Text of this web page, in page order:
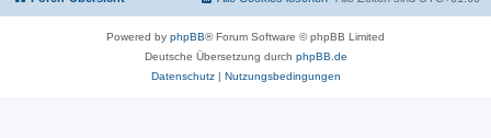
Powered by phpBB® Forum Software © phpBB Limited
Deutsche Übersetzung durch phpBB.de
Datenschutz| Nutzungsbedingungen